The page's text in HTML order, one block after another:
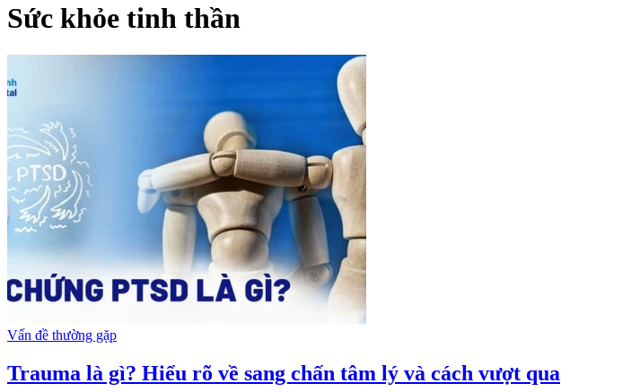
Sức khỏe tinh thần
Vấn đề thường gặp
Trauma là gì? Hiểu rõ về sang chấn tâm lý và cách vượt qua